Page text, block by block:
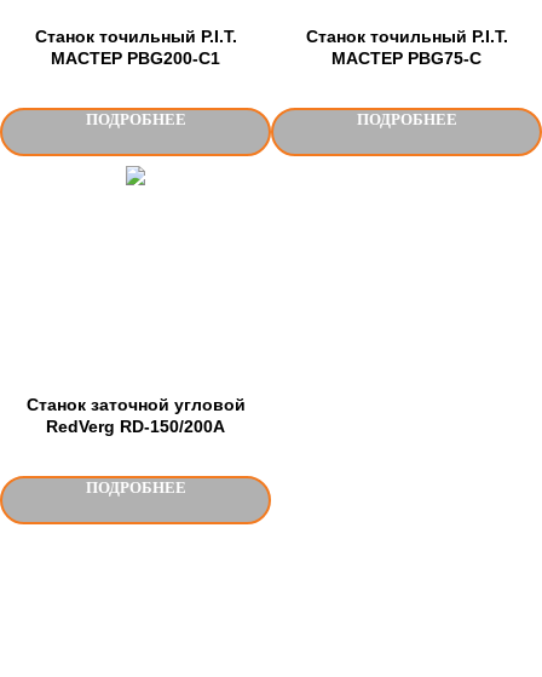
Станок точильный P.I.T.
МАСТЕР PBG200-C1
ПОДРОБНЕЕ
Станок точильный P.I.T.
МАСТЕР PBG75-C
ПОДРОБНЕЕ
Станок заточной угловой
RedVerg RD-150/200А
ПОДРОБНЕЕ